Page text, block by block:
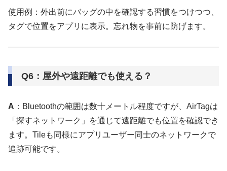
使用例：外出前にバッグの中を確認する習慣をつけつつ、
タグで位置をアプリに表示。忘れ物を事前に防げます。
Q6：屋外や遠距離でも使える？
A ：Bluetoothの範囲は数十メートル程度ですが、AirTagは
「探すネットワーク」を通じて遠距離でも位置を確認でき
ます。Tileも同様にアプリユーザー同士のネットワークで
追跡可能です。